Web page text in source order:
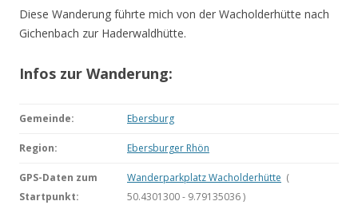
Diese Wanderung führte mich von der Wacholderhütte nach
Gichenbach zur Haderwaldhütte.
Infos zur Wanderung:
Gemeinde: Ebersburg
Region: Ebersburger Rhön
GPS-Daten zum
Startpunkt:
Wanderparkplatz Wacholderhütte (
50.4301300 - 9.79135036 )